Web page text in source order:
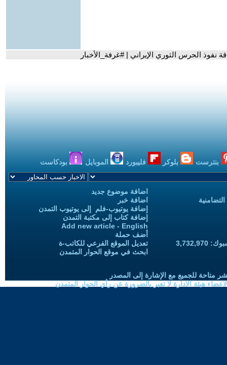
الحرس الثوري الإيراني | #غرفة_الأخبار
بنترست بلوكر فليبورد الموبايل بودكاست
اضافة موضوع جديد
اضافة خبر
إضافة يوتيوب-فلم إلى يوتيوب التمدن
إضافة كتاب إلى مكتبة التمدن
Add new article - English
أضف حملة
تعديل الموقع الفرعي للكاتب-ة
ابحث في موقع الحوار المتمدن
متاحة للجميع مع الإشارة إلى المصدر
هيئة الادارة لا تعبر بالضرورة عن رأي الحوار المتمدن